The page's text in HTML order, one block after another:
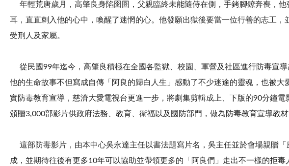
年輕荒唐歲月，高肇良身陷囹圄，父親臨終未能隨侍在側，手銬腳鐐奔喪，
耳，直直刺入他的心中，喚醒了迷惘的心。他發願出獄後要當一位行善的志工
受刑人及家屬。
從民國99年迄今，高肇良積極在全國各監獄、校園、軍營及社區進行防毒宣
他的生命故事不但寫成自傳「阿良的歸白人生」感動了不少迷途的靈魂，也被
實防毒教育宣導，慈濟大愛電視台更進一步，將劇集剪輯成上、下版的90分鐘
頒贈3,000部影片供政府法務、教育、衛福以及國防部門，做為防毒教育宣導教
這部防毒影片，由本中心吳永達主任以書法題寫片名，吳主任並於會場親贈
成，並期待往後有更多10年可以協助並帶領更多的「阿良們」走出不一樣的拒毒